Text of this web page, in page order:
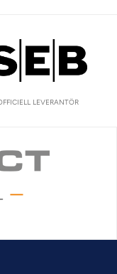
LEVERANTÖR